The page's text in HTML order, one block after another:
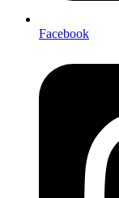
Facebook